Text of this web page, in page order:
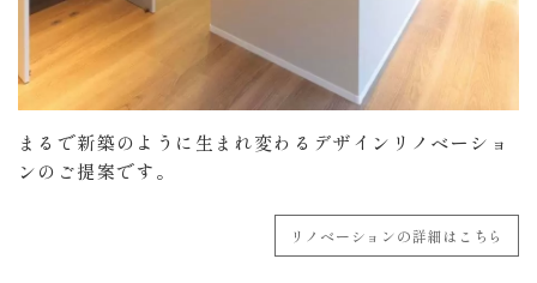
まるで新築のように生まれ変わるデザインリノベーショ
ンのご提案です。
リノベーションの詳細はこちら